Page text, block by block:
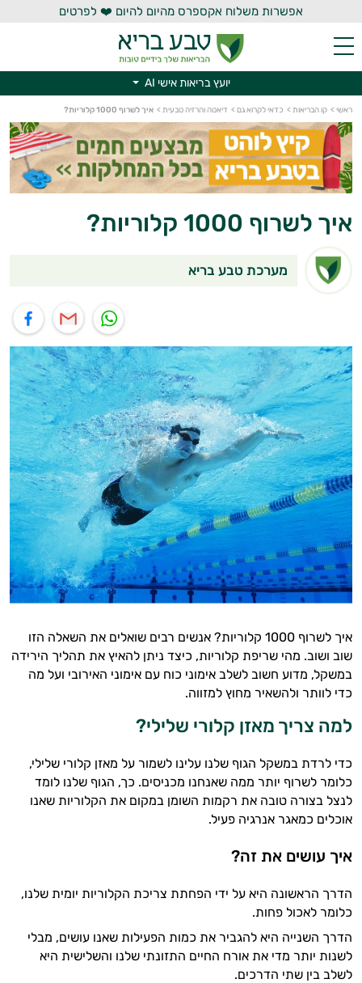
אפשרות משלוח אקספרס מהיום להיום ❤️ לפרטים
יועץ בריאות אישי AI
ראשי > קו הבריאות > כדאי לקרוא גם > דיאטה והרזיה טבעית > איך לשרוף 1000 קלוריות?
איך לשרוף 1000 קלוריות?
מערכת טבע בריא
איך לשרוף 1000 קלוריות? אנשים רבים שואלים את השאלה הזו
שוב ושוב. מהי שריפת קלוריות, כיצד ניתן להאיץ את תהליך הירידה
במשקל, מדוע חשוב לשלב אימוני כוח עם אימוני האירובי ועל מה
כדי לוותר ולהשאיר מחוץ למזווה.
למה צריך מאזן קלורי שלילי?
כדי לרדת במשקל הגוף שלנו עלינו לשמור על מאזן קלורי שלילי,
כלומר לשרוף יותר ממה שאנחנו מכניסים. כך, הגוף שלנו לומד
לנצל בצורה טובה את רקמות השומן במקום את הקלוריות שאנו
אוכלים כמאגר אנרגיה פעיל.
איך עושים את זה?
הדרך הראשונה היא על ידי הפחתת צריכת הקלוריות יומית שלנו,
כלומר לאכול פחות.
הדרך השנייה היא להגביר את כמות הפעילות שאנו עושים, מבלי
לשנות יותר מדי את אורח החיים התזונתי שלנו והשלישית היא
לשלב בין שתי הדרכים.
יועץ בריאות אישי AI